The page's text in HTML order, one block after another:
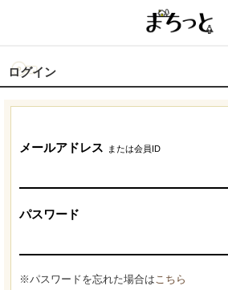
ログイン
メールアドレス または会員ID
パスワード
※パスワードを忘れた場合はこちら